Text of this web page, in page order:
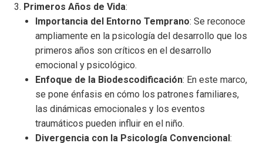
Primeros Años de Vida:
Importancia del Entorno Temprano: Se reconoce
ampliamente en la psicología del desarrollo que los
primeros años son críticos en el desarrollo
emocional y psicológico.
Enfoque de la Biodescodificación: En este marco,
se pone énfasis en cómo los patrones familiares,
las dinámicas emocionales y los eventos
traumáticos pueden influir en el niño.
Divergencia con la Psicología Convencional: